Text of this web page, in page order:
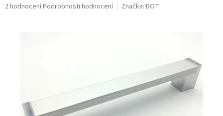
Průměrné
2 hodnoceníPodrobnosti hodnocení Značka: DOT